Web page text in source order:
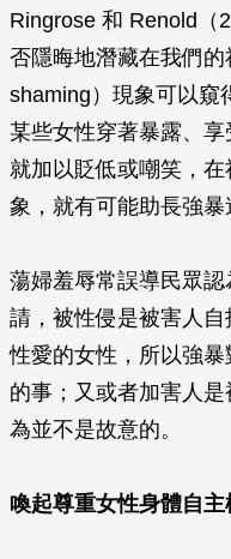
Ringrose 和 Renold（
否隱晦地潛藏在我們
shaming）現象可以窺
某些女性穿著暴露、享
就加以貶低或嘲笑，
象，就有可能助長強暴
蕩婦羞辱常誤導民眾
請，被性侵是被害人
性愛的女性，所以強
的事；又或者加害人
為並不是故意的。
喚起尊重女性身體自主